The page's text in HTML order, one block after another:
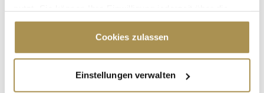
Cookie-Erklärung oder durch Klicken auf das Privacy
Trigger Symbol ändern oder widerrufen
Informationen über Ihre geografische Lage
Cookies zulassen
Einstellungen verwalten
Zur IAA Mobility 2025 in München plant MINI gleich zwei
Weltpremieren im MINI Pavillon sowie eine öffentlich
zugängliche Markeninszenierung auf dem Max-Joseph-Platz.
Die Messe dient als Plattform, um aktuelle Entwicklungen
rund um Elektromobilität und Markenpositionierung zu
präsentieren. Im Rahmen...